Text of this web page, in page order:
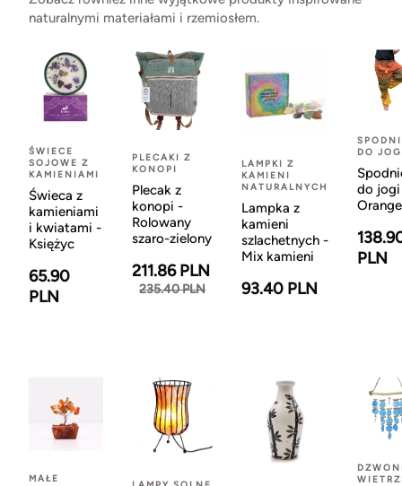
naturalnymi materiałami i rzemiosłem.
ŚWIECE
SOJOWE Z
KAMIENIAMI
Świeca z
kamieniami
i kwiatami -
Księżyc
65.90
PLN
PLECAKI Z
KONOPI
Plecak z
konopi -
Rolowany
szaro-zielony
211.86 PLN
235.40 PLN
LAMPKI Z
KAMIENI
NATURALNYCH
Lampka z
kamieni
szlachetnych -
Mix kamieni
93.40 PLN
DO
do
Orange
PLN
MAŁE